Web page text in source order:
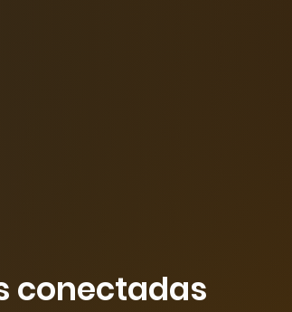
conectadas